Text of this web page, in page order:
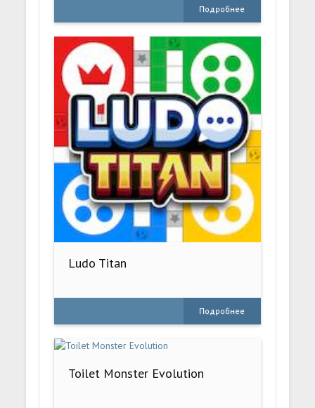
Подробнее
Ludo Titan
Подробнее
Toilet Monster Evolution